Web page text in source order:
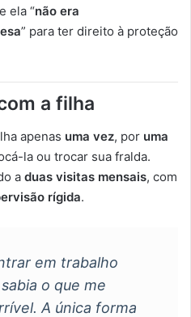
ela “não era
” para ter direito à proteção
a filha
apenas uma vez, por uma
la ou trocar sua fralda.
a duas visitas mensais, com
rígida.
em trabalho
o que me
A única forma